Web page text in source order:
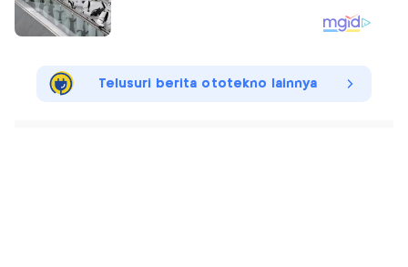
Telusuri berita ototekno lainnya